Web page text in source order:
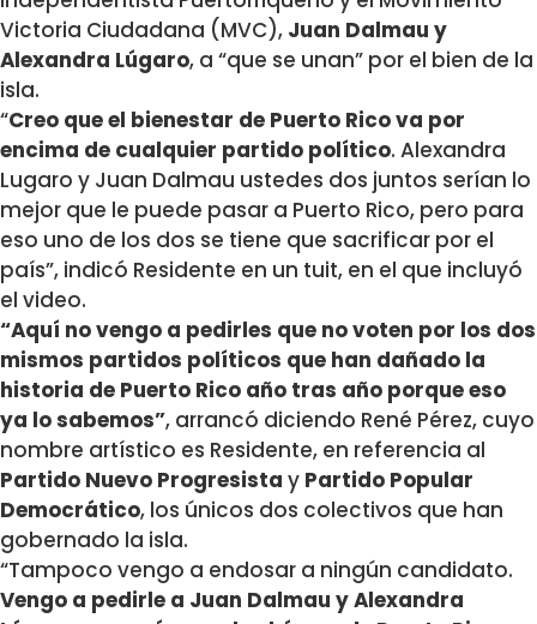
Victoria Ciudadana (MVC), Juan Dalmau y
Alexandra Lúgaro, a “que se unan” por el bien de la
isla.
“Creo que el bienestar de Puerto Rico va por
encima de cualquier partido político. Alexandra
Lugaro y Juan Dalmau ustedes dos juntos serían lo
mejor que le puede pasar a Puerto Rico, pero para
eso uno de los dos se tiene que sacrificar por el
país”, indicó Residente en un tuit, en el que incluyó
el video.
“Aquí no vengo a pedirles que no voten por los dos
mismos partidos políticos que han dañado la
historia de Puerto Rico año tras año porque eso
ya lo sabemos”, arrancó diciendo René Pérez, cuyo
nombre artístico es Residente, en referencia al
Partido Nuevo Progresista y Partido Popular
Democrático, los únicos dos colectivos que han
gobernado la isla.
“Tampoco vengo a endosar a ningún candidato.
Vengo a pedirle a Juan Dalmau y Alexandra